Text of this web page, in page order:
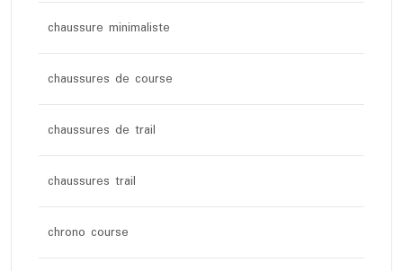
chaussure minimaliste
chaussures de course
chaussures de trail
chaussures trail
chrono course